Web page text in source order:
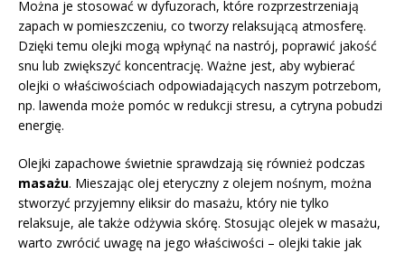
Można je stosować w dyfuzorach, które rozprzestrzeniają
zapach w pomieszczeniu, co tworzy relaksującą atmosferę.
Dzięki temu olejki mogą wpłynąć na nastrój, poprawić jakość
snu lub zwiększyć koncentrację. Ważne jest, aby wybierać
olejki o właściwościach odpowiadających naszym potrzebom,
np. lawenda może pomóc w redukcji stresu, a cytryna pobudzi
energię.
Olejki zapachowe świetnie sprawdzają się również podczas
masażu. Mieszając olej eteryczny z olejem nośnym, można
stworzyć przyjemny eliksir do masażu, który nie tylko
relaksuje, ale także odżywia skórę. Stosując olejek w masażu,
warto zwrócić uwagę na jego właściwości – olejki takie jak